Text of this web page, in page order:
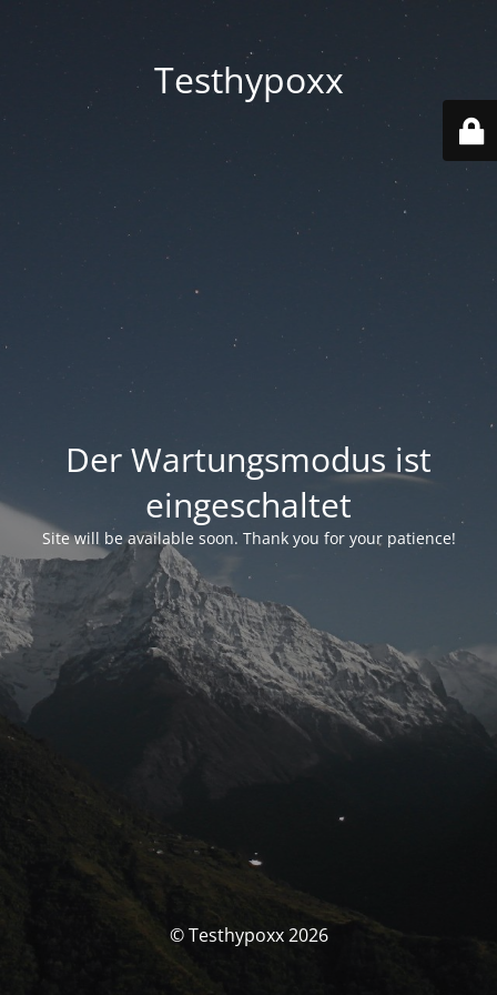
Testhypoxx
Der Wartungsmodus ist
eingeschaltet
Site will be available soon. Thank you for your patience!
© Testhypoxx 2026